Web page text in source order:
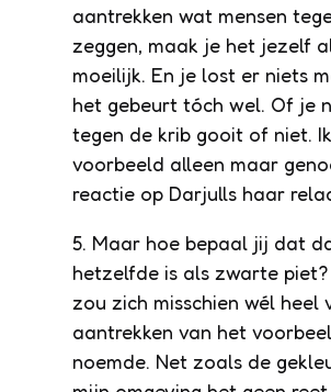
aantrekken wat mensen
zeggen, maak je het jezelf
moeilijk. En je lost er niets
het gebeurt tóch wel. Of je
tegen de krib gooit of niet.
voorbeeld alleen maar
reactie op Darjulls haar
5. Maar hoe bepaal jij dat
hetzelfde is als zwarte
zou zich misschien wél heel
aantrekken van het
noemde. Net zoals de